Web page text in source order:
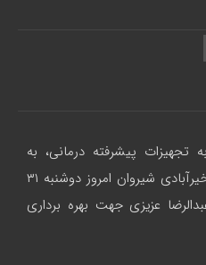
پیشرفته درمانی، به
درمانگاه تخصصی شهید نظام خیرآبادی شیروان امروز دوشنبه ۳۱
دکتر عبدالرضا عزیزی جهت بهره برداری